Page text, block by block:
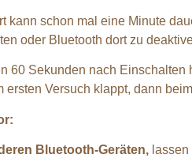
kann schon mal eine Minute
oder Bluetooth dort zu
60 Sekunden nach
Versuch klappt, dann
Bluetooth-Geräten,